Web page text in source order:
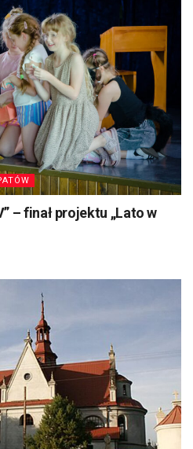
– finał projektu „Lato w